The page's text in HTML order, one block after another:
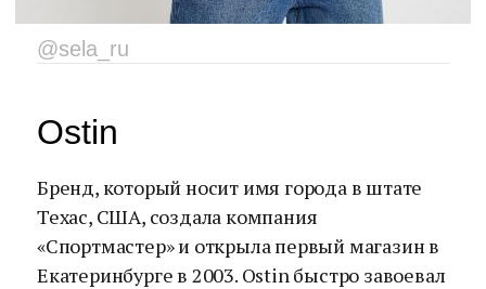
@sela_ru
Ostin
Бренд, который носит имя города в штате
Техас, США, создала компания
«Спортмастер» и открыла первый магазин в
Екатеринбурге в 2003. Ostin быстро завоевал